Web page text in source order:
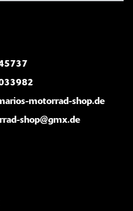
motorrad-shop.de
shop@gmx.de